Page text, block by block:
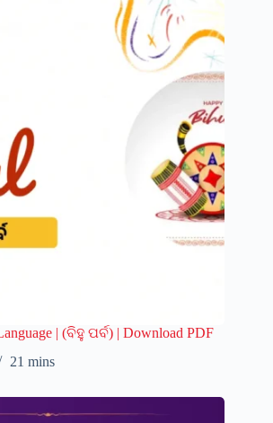
| (ବିହୁ ପର୍ବ) | Download PDF
21 mins